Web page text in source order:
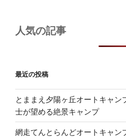
人気の記事
最近の投稿
とままえ夕陽ヶ丘オートキャン
士が望める絶景キャンプ
網走てんとらんどオートキャン